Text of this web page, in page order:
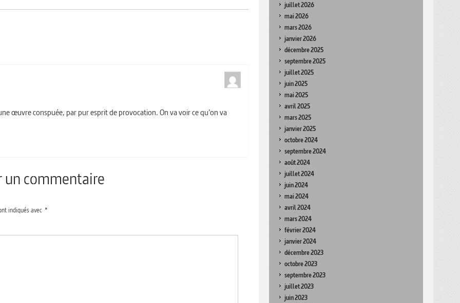
œuvre conspuée, par pur esprit de provocation. On va voir ce qu’on va
un commentaire
indiqués avec *
juillet 2026
mai 2026
mars 2026
janvier 2026
décembre 2025
septembre 2025
juillet 2025
juin 2025
mai 2025
avril 2025
mars 2025
janvier 2025
octobre 2024
septembre 2024
août 2024
juillet 2024
juin 2024
mai 2024
avril 2024
mars 2024
février 2024
janvier 2024
décembre 2023
octobre 2023
septembre 2023
juillet 2023
juin 2023